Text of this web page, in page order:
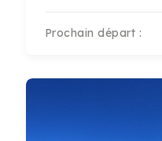
Prochain départ :